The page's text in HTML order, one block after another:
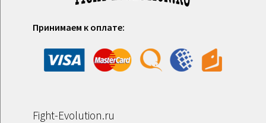
Принимаем к оплате:
Fight-Evolution.ru